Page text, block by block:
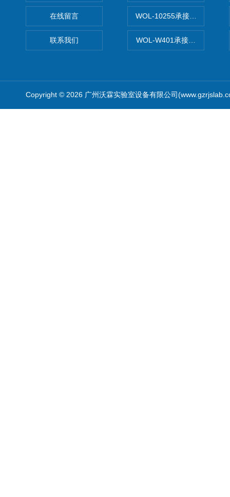
在线留言
联系我们
WOL-10255承接清远电子
WOL-W401承接食品QS认
Copyright © 2026 广州沃霖实验室设备有限公司